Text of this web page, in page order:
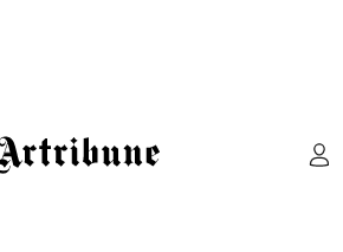
Artribune